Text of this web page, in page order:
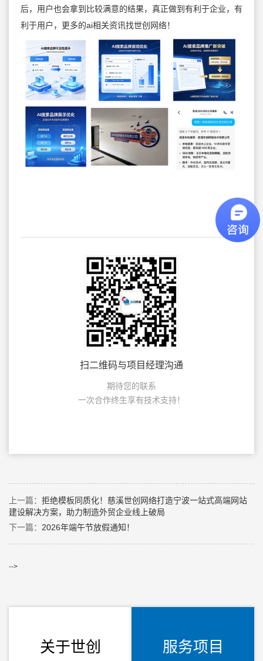
后，用户也会拿到比较满意的结果，真正做到有利于企业，有
利于用户，更多的ai相关资讯找世创网络！
扫二维码与项目经理沟通
期待您的联系
一次合作终生享有技术支持！
上一篇： 拒绝模板同质化！慈溪世创网络打造宁波一站式高端网站
建设解决方案，助力制造外贸企业线上破局
下一篇： 2026年端午节放假通知！
-->
关于世创 服务项目